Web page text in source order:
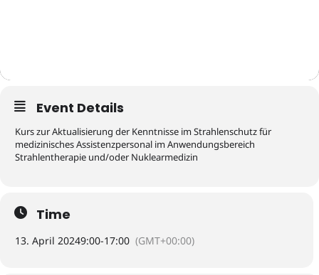
Event Details
Kurs zur Aktualisierung der Kenntnisse im Strahlenschutz für
medizinisches Assistenzpersonal im Anwendungsbereich
Strahlentherapie und/oder Nuklearmedizin
Time
13. April 20249:00-17:00 (GMT+00:00)